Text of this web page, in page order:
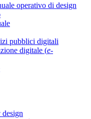
operativo di design
pubblici digitali
digitale (e-